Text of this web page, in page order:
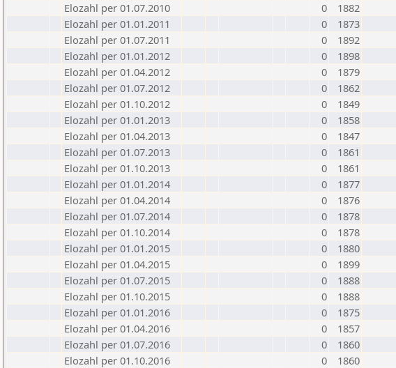
Elozahl per 01.07.2010
0
1882
Elozahl per 01.01.2011
0
1873
Elozahl per 01.07.2011
0
1892
Elozahl per 01.01.2012
0
1898
Elozahl per 01.04.2012
0
1879
Elozahl per 01.07.2012
0
1862
Elozahl per 01.10.2012
0
1849
Elozahl per 01.01.2013
0
1858
Elozahl per 01.04.2013
0
1847
Elozahl per 01.07.2013
0
1861
Elozahl per 01.10.2013
0
1861
Elozahl per 01.01.2014
0
1877
Elozahl per 01.04.2014
0
1876
Elozahl per 01.07.2014
0
1878
Elozahl per 01.10.2014
0
1878
Elozahl per 01.01.2015
0
1880
Elozahl per 01.04.2015
0
1899
Elozahl per 01.07.2015
0
1888
Elozahl per 01.10.2015
0
1888
Elozahl per 01.01.2016
0
1875
Elozahl per 01.04.2016
0
1857
Elozahl per 01.07.2016
0
1860
Elozahl per 01.10.2016
0
1860